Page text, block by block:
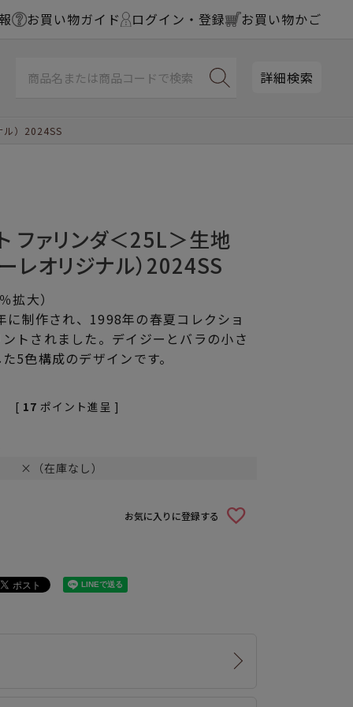
お買い物ガイド ログイン・登録 お買い物かご
詳細検索
ル）2024SS
ファリンダ＜25L＞生地
レオリジナル）2024SS
拡大）
に制作され、1998年の春夏コレクショ
トされました。デイジーとバラの小さ
5色構成のデザインです。
[ 17 ポイント進呈 ]
×（在庫なし）
お気に入りに登録する